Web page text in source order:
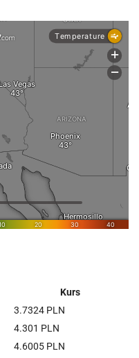
Kurs
3.7324 PLN
4.301 PLN
4.6005 PLN